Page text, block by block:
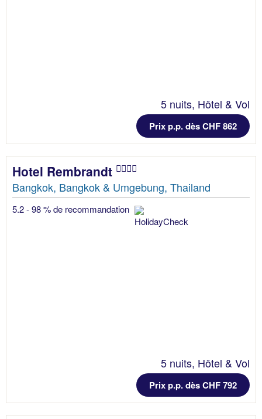
5 nuits, Hôtel & Vol
Prix p.p. dès CHF 862
Hotel Rembrandt
Bangkok, Bangkok & Umgebung, Thailand
5.2 - 98 % de recommandation
5 nuits, Hôtel & Vol
Prix p.p. dès CHF 792